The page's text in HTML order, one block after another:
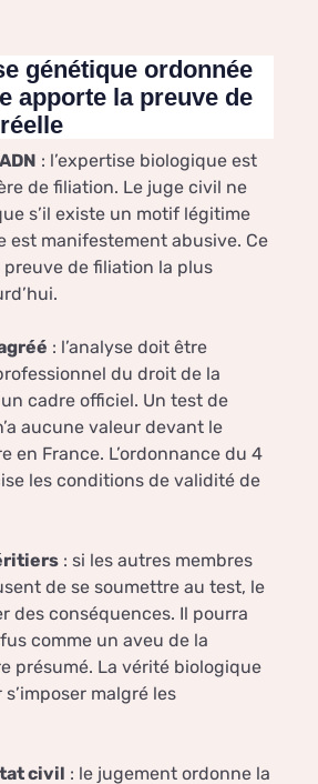
génétique ordonnée
apporte la preuve de
: l’expertise biologique est
de filiation. Le juge civil ne
s’il existe un motif légitime
est manifestement abusive. Ce
de filiation la plus
: l’analyse doit être
du droit de la
cadre officiel. Un test de
aucune valeur devant le
en France. L’ordonnance du 4
les conditions de validité de
: si les autres membres
de se soumettre au test, le
des conséquences. Il pourra
comme un aveu de la
présumé. La vérité biologique
malgré les
civil : le jugement ordonne la